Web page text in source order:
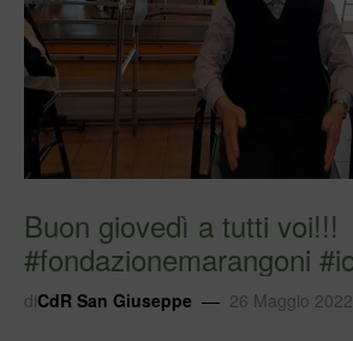
Buon giovedì a tutti voi!!!
#fondazionemarangoni #iolavoroqui
#sefabenealor…
diCdR San Giuseppe 26 Maggio 2022